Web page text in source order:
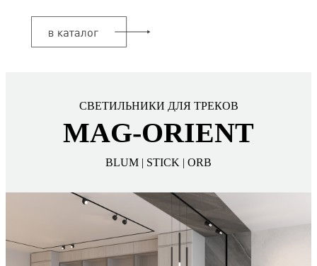
СВЕТИЛЬНИКИ ДЛЯ ТРЕКОВ
MAG-ORIENT
BLUM | STICK | ORB